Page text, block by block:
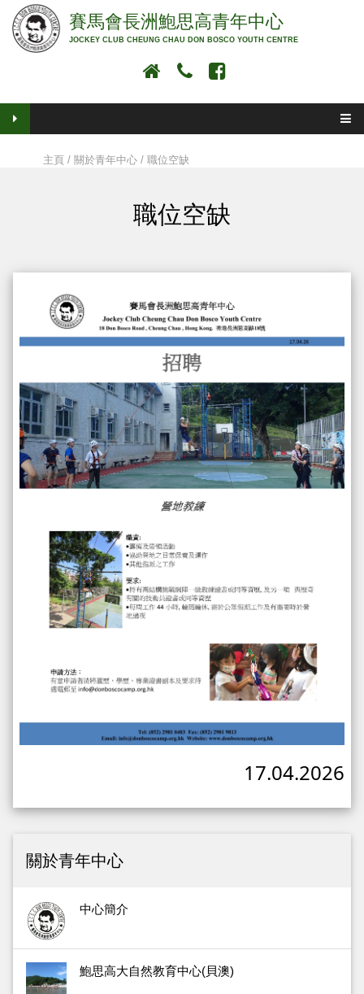
賽馬會長洲鮑思高青年中心
JOCKEY CLUB CHEUNG CHAU DON BOSCO YOUTH CENTRE
主頁 / 關於青年中心 / 職位空缺
職位空缺
17.04.2026
關於青年中心
中心簡介
鮑思高大自然教育中心(貝澳)